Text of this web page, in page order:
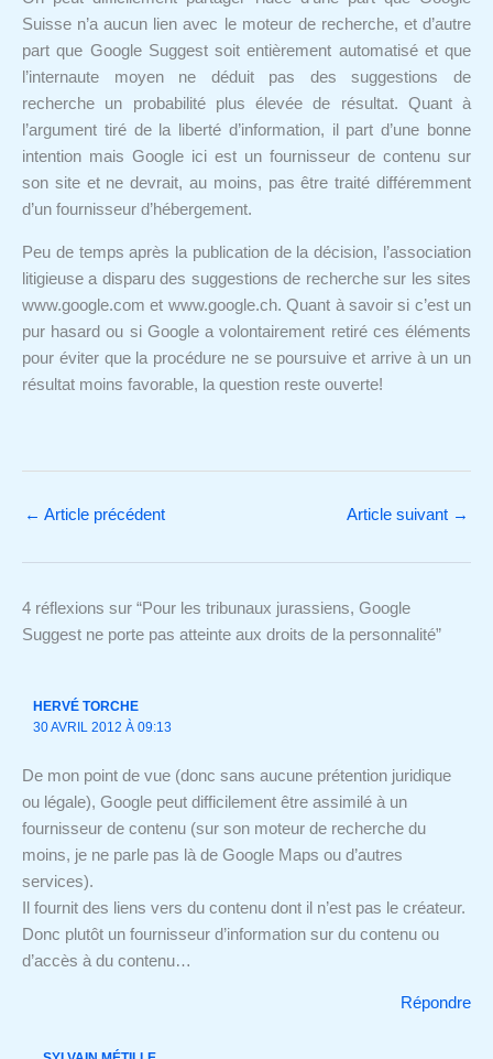
Suisse n’a aucun lien avec le moteur de recherche, et d’autre
part que Google Suggest soit entièrement automatisé et que
l’internaute moyen ne déduit pas des suggestions de
recherche un probabilité plus élevée de résultat. Quant à
l’argument tiré de la liberté d’information, il part d’une bonne
intention mais Google ici est un fournisseur de contenu sur
son site et ne devrait, au moins, pas être traité différemment
d’un fournisseur d’hébergement.
Peu de temps après la publication de la décision, l’association
litigieuse a disparu des suggestions de recherche sur les sites
www.google.com et www.google.ch. Quant à savoir si c’est un
pur hasard ou si Google a volontairement retiré ces éléments
pour éviter que la procédure ne se poursuive et arrive à un un
résultat moins favorable, la question reste ouverte!
← Article précédent Article suivant →
4 réflexions sur “Pour les tribunaux jurassiens, Google
Suggest ne porte pas atteinte aux droits de la personnalité”
HERVÉ TORCHE
30 AVRIL 2012 À 09:13
De mon point de vue (donc sans aucune prétention juridique
ou légale), Google peut difficilement être assimilé à un
fournisseur de contenu (sur son moteur de recherche du
moins, je ne parle pas là de Google Maps ou d’autres
services).
Il fournit des liens vers du contenu dont il n’est pas le créateur.
Donc plutôt un fournisseur d’information sur du contenu ou
d’accès à du contenu…
Répondre